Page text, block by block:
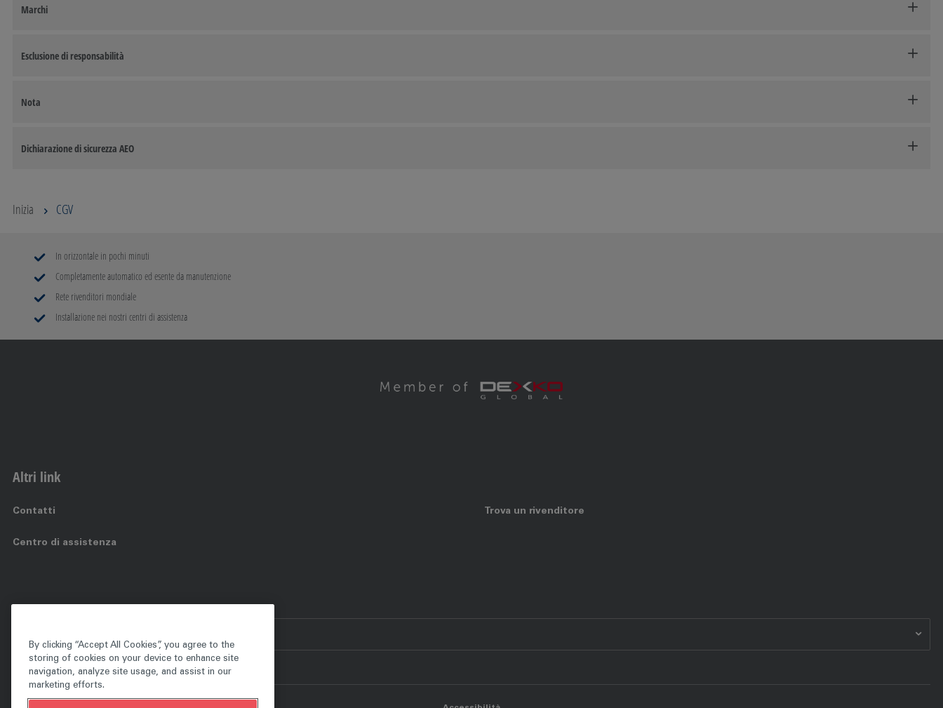
Marchi
Esclusione di responsabilità
Nota
Dichiarazione di sicurezza AEO
Inizia CGV
In orizzontale in pochi minuti
Completamente automatico ed esente da manutenzione
Rete rivenditori mondiale
Installazione nei nostri centri di assistenza
Altri link
Contatti Trova un rivenditore
Centro di assistenza
By clicking “Accept All Cookies”, you agree to the
storing of cookies on your device to enhance site
navigation, analyze site usage, and assist in our
marketing efforts.